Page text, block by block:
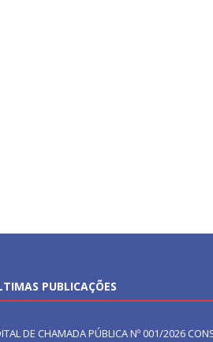
PUBLICAÇÕES
DE CHAMADA PÚBLICA Nº 001/2026